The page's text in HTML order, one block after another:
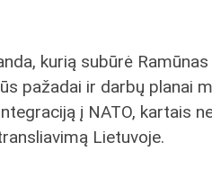
kurią subūrė Ramūnas
pažadai ir darbų planai
į NATO, kartais
Lietuvoje.